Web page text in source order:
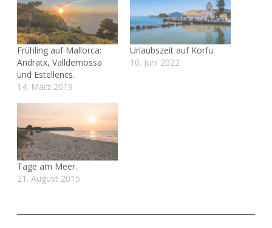
Frühling auf Mallorca:
Andratx, Valldemossa
und Estellencs.
14. März 2019
Urlaubszeit auf Korfu.
10. Juni 2022
Tage am Meer.
21. August 2015